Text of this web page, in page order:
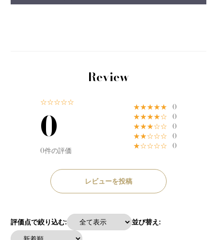
Review
☆☆☆☆☆
0
0件の評価
★★★★★ 0
★★★★☆ 0
★★★☆☆ 0
★★☆☆☆ 0
★☆☆☆☆ 0
レビューを投稿
評価点で絞り込む: 並び替え: